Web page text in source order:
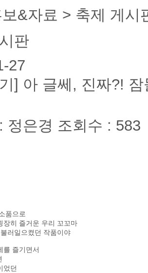
&자료 > 축제 게시
판
27
] 아 글쎄, 진짜?!
정은경 조회수 : 583
품으로
장히 즐거운 우리 꼬꼬마
러일으켰던 작품이야
를 즐기면서
었던